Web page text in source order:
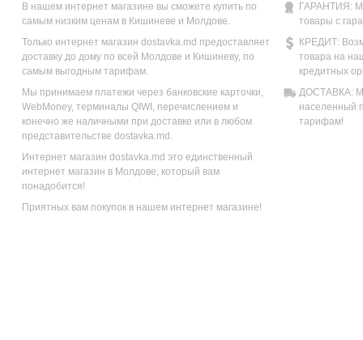
В нашем интернет магазине вы сможете купить по
самым низким ценам в Кишиневе и Молдове.
Только интернет магазин dostavka.md предоставляет
доставку до дому по всей Молдове и Кишиневу, по
самым выгодным тарифам.
Мы принимаем платежи через банковские карточки,
WebMoney, терминалы QIWI, перечислением и
конечно же наличными при доставке или в любом
представительстве dostavka.md.
Интернет магазин dostavka.md это единственный
интернет магазин в Молдове, который вам
понадобится!
Приятных вам покупок в нашем интернет магазине!
ГАРАНТИЯ:
товары с
КРЕДИТ:
товара на
кредитных
ДОСТАВКА:
населенный
тарифам!